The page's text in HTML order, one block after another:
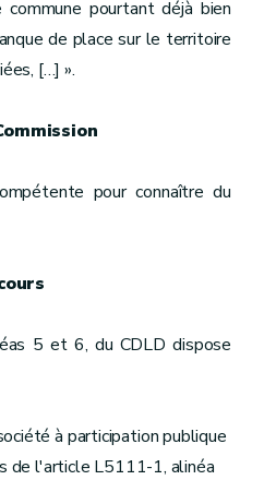
pourtant déjà bien
de place sur le territoire
[…] ».
pour connaître du
5 et 6, du CDLD dispose
à participation publique
de l'article L5111-1, alinéa